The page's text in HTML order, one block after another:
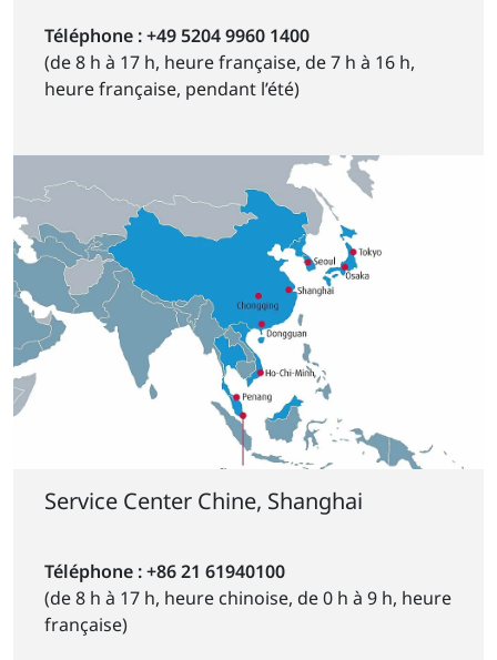
Téléphone : +49 5204 9960 1400
(de 8 h à 17 h, heure française, de 7 h à 16 h,
heure française, pendant l’été)
Service Center Chine, Shanghai
Téléphone : +86 21 61940100
(de 8 h à 17 h, heure chinoise, de 0 h à 9 h, heure
française)